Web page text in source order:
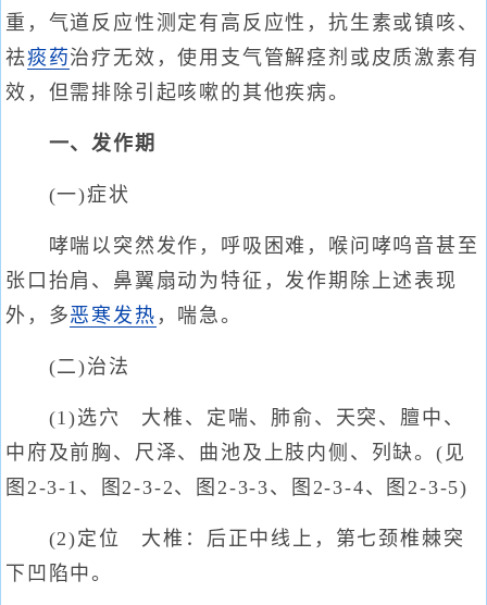
重，气道反应性测定有高反应性，抗生素或镇咳、
祛痰药治疗无效，使用支气管解痉剂或皮质激素有
效，但需排除引起咳嗽的其他疾病。
一、发作期
(一)症状
哮喘以突然发作，呼吸困难，喉问哮呜音甚至
张口抬肩、鼻翼扇动为特征，发作期除上述表现
外，多恶寒发热 ，喘急。
(二)治法
(1)选穴 大椎、定喘、肺俞、天突、膻中、
中府及前胸、尺泽、曲池及上肢内侧、列缺。(见
图2-3-1、图2-3-2、图2-3-3、图2-3-4、图2-3-5)
(2)定位 大椎：后正中线上，第七颈椎棘突
下凹陷中。